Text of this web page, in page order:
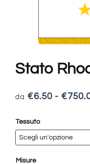
Stato
€6.50 - €
Tessuto
Misure